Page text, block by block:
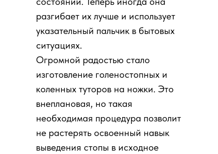
разгибает их лучше и использует
указательный пальчик в бытовых
ситуациях.
Огромной радостью стало
изготовление голеностопных и
коленных туторов на ножки. Это
внеплановая, но такая
необходимая процедура позволит
не растерять освоенный навык
выведения стопы в исходное